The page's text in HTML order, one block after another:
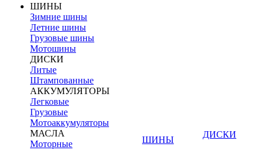
ШИНЫ
Зимние шины
Летние шины
Грузовые шины
Мотошины
ДИСКИ
Литые
Штампованные
АККУМУЛЯТОРЫ
Легковые
Грузовые
Мотоаккумуляторы
МАСЛА
Моторные
ШИНЫ
ДИСКИ